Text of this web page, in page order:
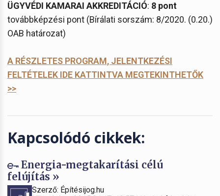
ÜGYVÉDI KAMARAI AKKREDITÁCIÓ: 8 pont
továbbképzési pont (Bírálati sorszám: 8/2020. (0.20.)
OAB határozat)
A RÉSZLETES PROGRAM, JELENTKEZÉSI
FELTÉTELEK IDE KATTINTVA MEGTEKINTHETŐK
>>
Kapcsolódó cikkek:
Energia-megtakarítási célú
felújítás »
Szerző: Építésijog.hu